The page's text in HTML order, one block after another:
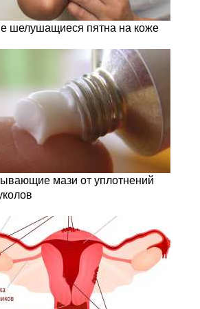
шелушащиеся пятна на коже
мази от уплотнений